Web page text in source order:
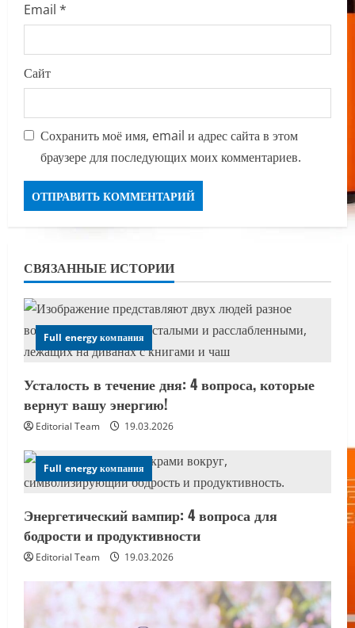
Email *
Сайт
Сохранить моё имя, email и адрес сайта в этом
браузере для последующих моих комментариев.
СВЯЗАННЫЕ ИСТОРИИ
Full energy компания
Усталость в течение дня: 4 вопроса, которые
вернут вашу энергию!
Editorial Team 19.03.2026
Full energy компания
Энергетический вампир: 4 вопроса для
бодрости и продуктивности
Editorial Team 19.03.2026